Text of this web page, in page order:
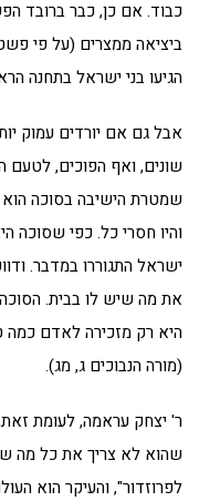
כבוד. אם כן, כבר ברובד
ביציאה ממצרים (על פי
הגיעו בני ישראל בתחנה
אבל גם אם יורדים עמוק
שונים, ואף הפוכים,
שמטרת הישיבה בסוכה
והיו חסרי כל. כפי שסוכה
ישראל התגוררו במדבר.
את מה שיש לו בבית.
היא רק מזכירה לאדם כמה
(מורה הנבוכים ג, מג).
ר' יצחק עראמה, לעומת
שהוא לא צריך את כל מה
לפרוזדור", והעיקר הוא